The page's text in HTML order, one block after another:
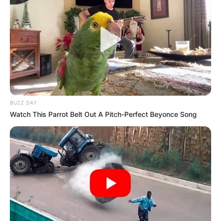
BUZZ DAY
Watch This Parrot Belt Out A Pitch-Perfect Beyonce Song